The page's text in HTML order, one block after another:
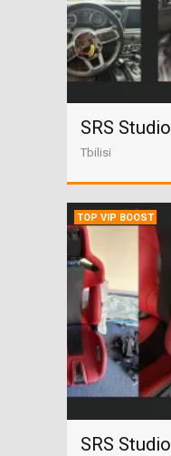
SRS Studio
Tbilisi
TOP VIP BOOST
SRS Studio